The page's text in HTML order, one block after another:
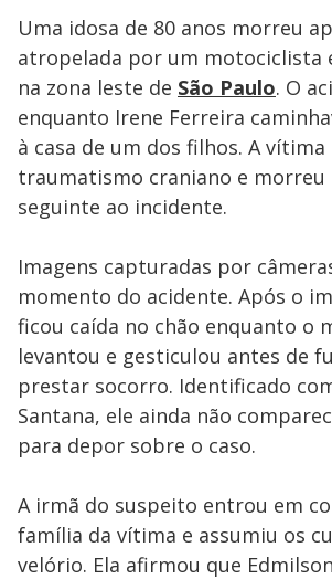
Uma idosa de 80 anos morreu
atropelada por um motociclista
na zona leste de São Paulo. O
enquanto Irene Ferreira
à casa de um dos filhos. A vítima
traumatismo craniano e morreu
seguinte ao incidente.
Imagens capturadas por
momento do acidente. Após o
ficou caída no chão enquanto o
levantou e gesticulou antes de
prestar socorro. Identificado
Santana, ele ainda não
para depor sobre o caso.
A irmã do suspeito entrou em
família da vítima e assumiu os
velório. Ela afirmou que